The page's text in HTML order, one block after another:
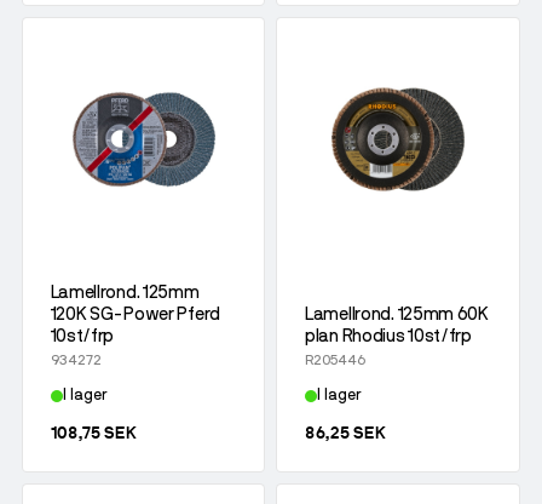
Lamellrond. 125mm
120K SG-Power Pferd
10st/frp
934272
I lager
108,75 SEK
Lamellrond. 125mm 60K
plan Rhodius 10st/frp
R205446
I lager
86,25 SEK